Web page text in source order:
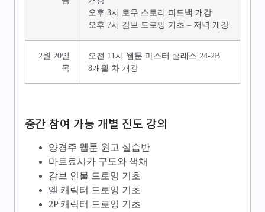
오후 3시 토우 스토리 피드백 개강
오후 7시 감브 드로잉 기초 – 저녁 개강
2월 20일
목
오전 11시 웹툰 마스터 클래스 24-2B
8개월 차 개강
중간 참여 가능 개별 진도 강의
양경주 웹툰 원고 실습반
마트료시카 구도와 색채
감브 인물 드로잉 기초
엘 캐릭터 드로잉 기초
2P 캐릭터 드로잉 기초